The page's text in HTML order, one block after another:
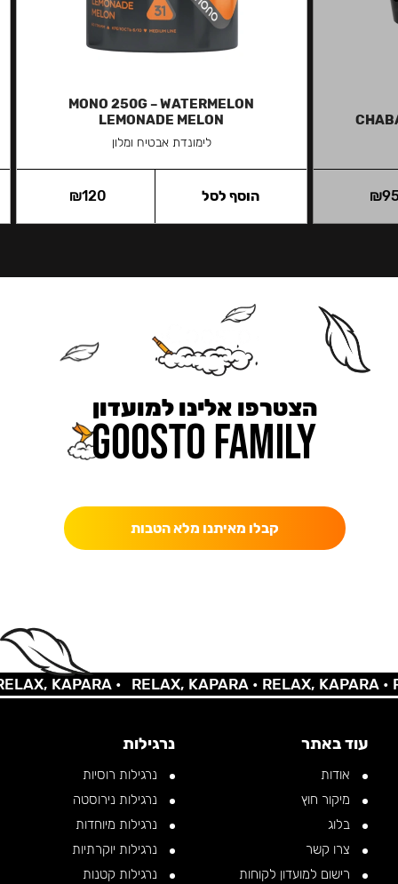
₪
MONO 250G – WATERMELON
LEMONADE MELON
לימונדת אבטיח ומלון
₪120 הוסף לסל
הצטרפו אלינו למועדון
קבלו מאיתנו מלא הטבות
KAPARA • RELAX, KAPARA •RELAX, KAPARA •
עוד באתר
אודות
מיקור חוץ
בלוג
צרו קשר
רישום למועדון לקוחות
נרגילות
נרגילות רוסיות
נרגילות נירוסטה
נרגילות מיוחדות
נרגילות יוקרתיות
נרגילות קטנות